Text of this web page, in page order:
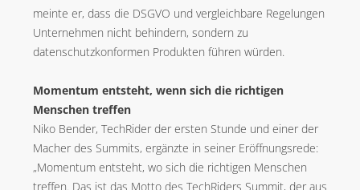
meinte er, dass die DSGVO und vergleichbare Regelungen
Unternehmen nicht behindern, sondern zu
datenschutzkonformen Produkten führen würden.
Momentum entsteht, wenn sich die richtigen
Menschen treffen
Niko Bender, TechRider der ersten Stunde und einer der
Macher des Summits, ergänzte in seiner Eröffnungsrede:
„Momentum entsteht, wo sich die richtigen Menschen
treffen. Das ist das Motto des TechRiders Summit, der aus